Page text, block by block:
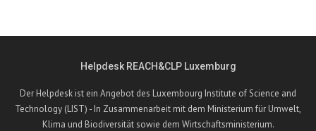
Helpdesk REACH&CLP Luxemburg
Der Helpdesk ist ein Angebot des Luxembourg Institute of Science and
Technology (LIST) - In Zusammenarbeit mit dem Ministerium für Umwelt,
Klima und Biodiversität sowie dem Wirtschaftsministerium.